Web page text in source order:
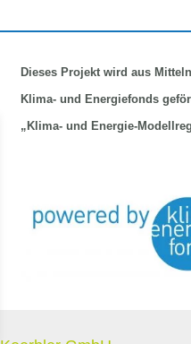
Dieses Projekt wird aus Mitteln
Klima- und Energiefonds
„Klima- und Energie-